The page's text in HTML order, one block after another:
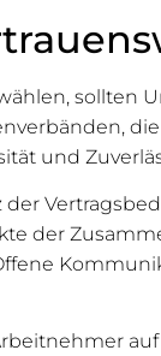
und
der